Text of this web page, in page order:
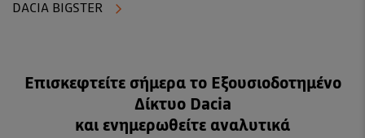
DACIA BIGSTER
Επισκεφτείτε σήμερα το Εξουσιοδοτημένο
Δίκτυο Dacia
και ενημερωθείτε αναλυτικά